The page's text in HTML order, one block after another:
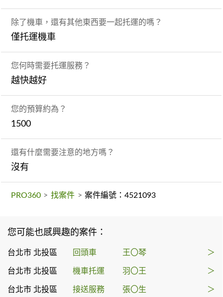
除了機車，還有其他東西要一起托運的嗎？
僅托運機車
您何時需要托運服務？
越快越好
您的預算約為？
1500
還有什麼需要注意的地方嗎？
沒有
PRO360 > 找案件 > 案件編號：4521093
您可能也感興趣的案件：
台北市 北投區 回頭車 王〇琴 ＞
台北市 北投區 機車托運 羽〇王 ＞
台北市 北投區 接送服務 張〇生 ＞